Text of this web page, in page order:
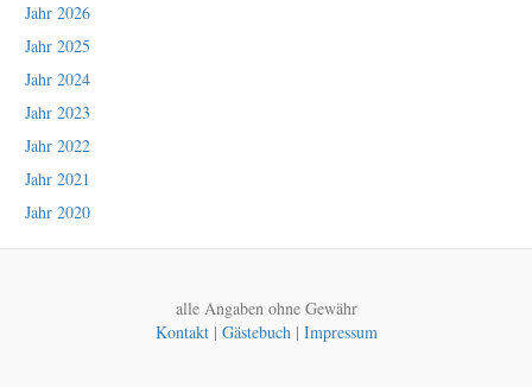
Jahr 2026
Jahr 2025
Jahr 2024
Jahr 2023
Jahr 2022
Jahr 2021
Jahr 2020
alle Angaben ohne Gewähr
Kontakt| Gästebuch| Impressum